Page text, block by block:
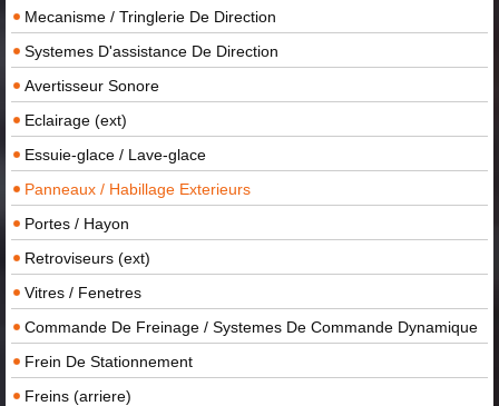
Mecanisme / Tringlerie De Direction
Systemes D'assistance De Direction
Avertisseur Sonore
Eclairage (ext)
Essuie-glace / Lave-glace
Panneaux / Habillage Exterieurs
Portes / Hayon
Retroviseurs (ext)
Vitres / Fenetres
Commande De Freinage / Systemes De Commande Dynamique
Frein De Stationnement
Freins (arriere)